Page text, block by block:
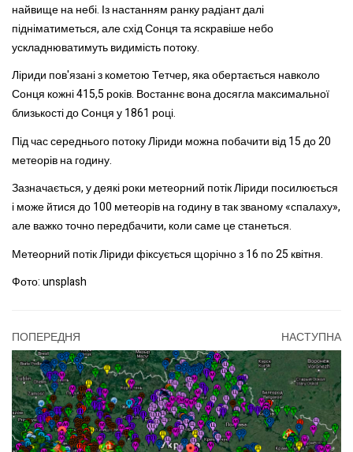
найвище на небі. Із настанням ранку радіант далі
підніматиметься, але схід Сонця та яскравіше небо
ускладнюватимуть видимість потоку.
Ліриди пов'язані з кометою Тетчер, яка обертається навколо
Сонця кожні 415,5 років. Востаннє вона досягла максимальної
близькості до Сонця у 1861 році.
Під час середнього потоку Ліриди можна побачити від 15 до 20
метеорів на годину.
Зазначається, у деякі роки метеорний потік Ліриди посилюється
і може йтися до 100 метеорів на годину в так званому «спалаху»,
але важко точно передбачити, коли саме це станеться.
Метеорний потік Ліриди фіксується щорічно з 16 по 25 квітня.
Фото: unsplash
ПОПЕРЕДНЯ НАСТУПНА